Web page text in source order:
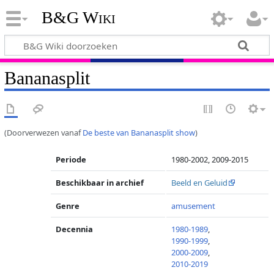
B&G Wiki
Bananasplit
(Doorverwezen vanafDe beste van Bananasplit show)
Periode 1980-2002, 2009-2015
Beschikbaar in archief Beeld en Geluid
Genre amusement
Decennia 1980-1989,
1990-1999,
2000-2009,
2010-2019